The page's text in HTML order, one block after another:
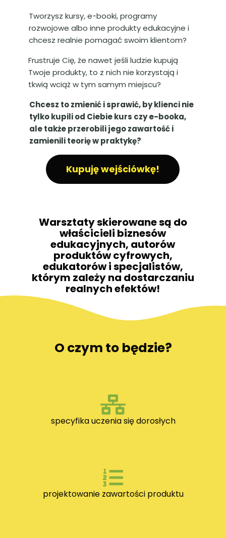
Tworzysz kursy, e-booki, programy
rozwojowe albo inne produkty edukacyjne i
chcesz realnie pomagać swoim klientom?
Frustruje Cię, że nawet jeśli ludzie kupują
Twoje produkty, to z nich nie korzystają i
tkwią wciąż w tym samym miejscu?
Chcesz to zmienić i sprawić, by klienci nie
tylko kupili od Ciebie kurs czy e-booka,
ale także przerobili jego zawartość i
zamienili teorię w praktykę?
Kupuję wejściówkę!
Warsztaty skierowane są do
właścicieli biznesów
edukacyjnych, autorów
produktów cyfrowych,
edukatorów i specjalistów,
którym zależy na dostarczaniu
realnych efektów!
O czym to będzie?
specyfika uczenia się dorosłych
projektowanie zawartości produktu